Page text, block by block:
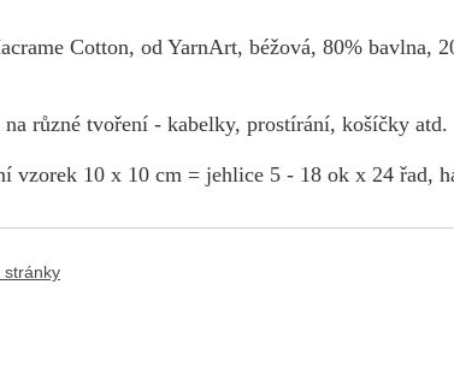
Cotton, od YarnArt, béžová, 80% bavlna,
na různé tvoření - kabelky, prostírání, košíčky atd.
vzorek 10 x 10 cm = jehlice 5 - 18 ok x 24 řad,
stránky